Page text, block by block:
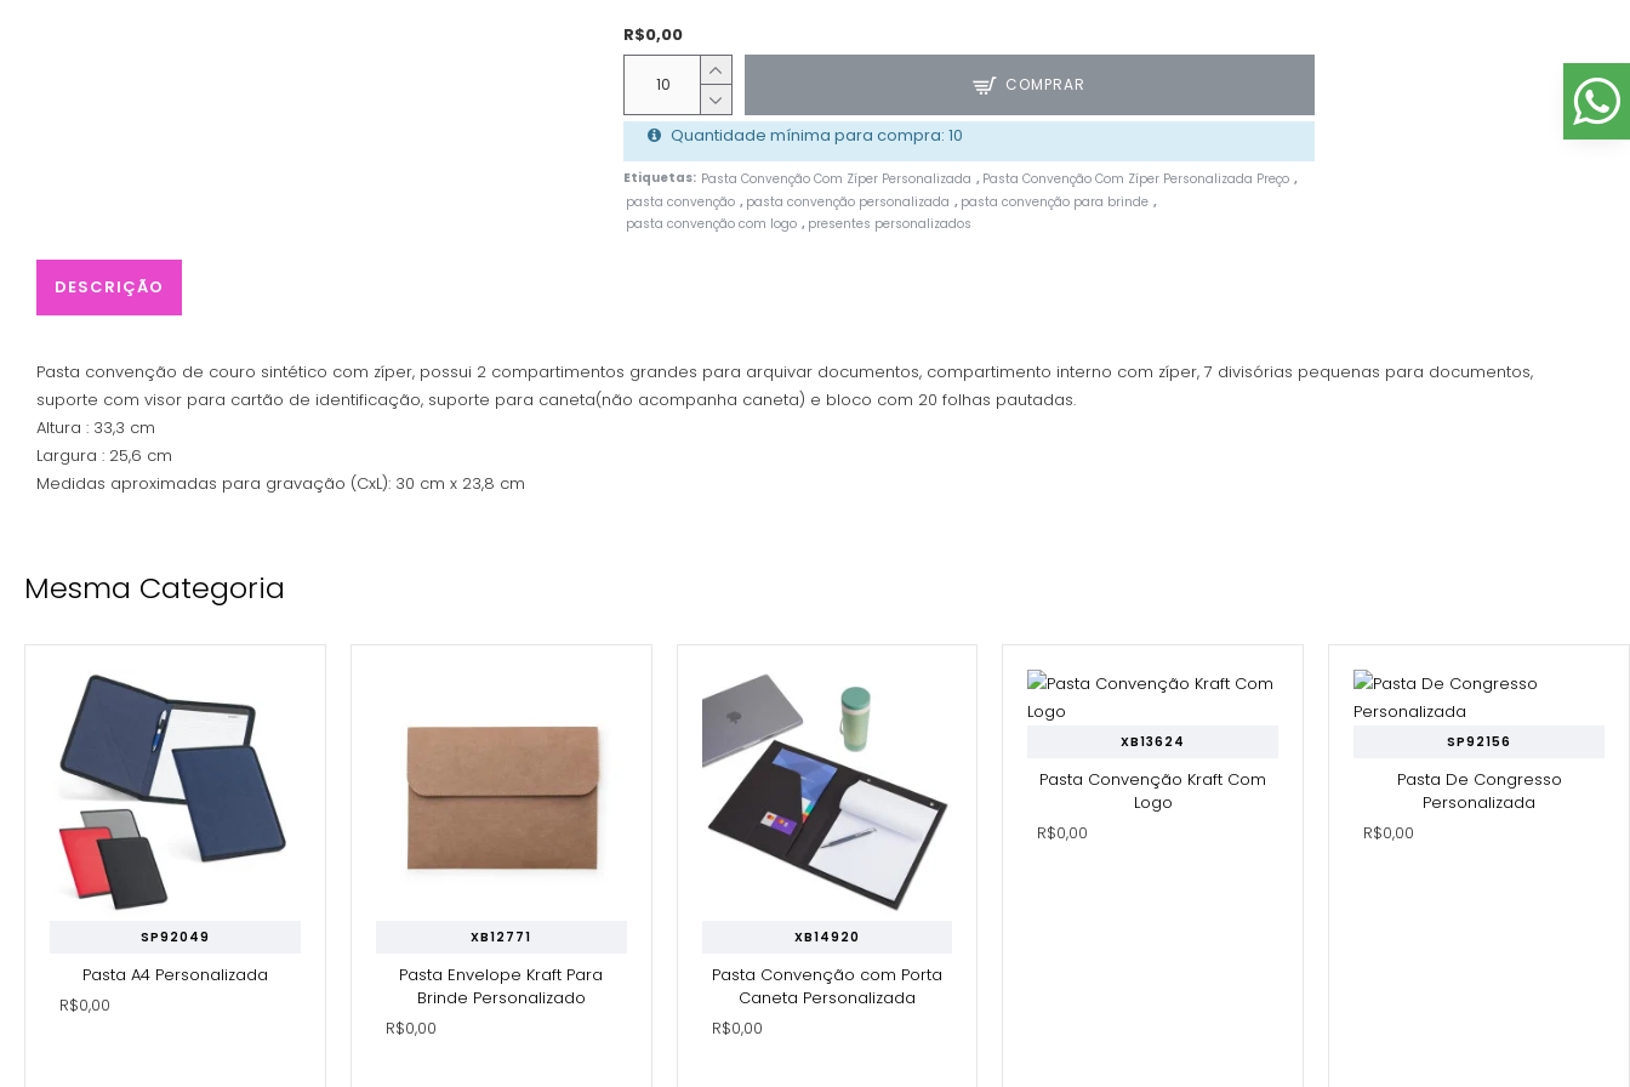
R$0,00
COMPRAR
Quantidade mínima para compra: 10
Etiquetas: Pasta Convenção Com Zíper Personalizada , Pasta Convenção Com Zíper Personalizada Preço ,
pasta convenção , pasta convenção personalizada , pasta convenção para brinde ,
pasta convenção com logo , presentes personalizados
DESCRIÇÃO
Pasta convenção de couro sintético com zíper, possui 2 compartimentos grandes para arquivar documentos, compartimento interno com zíper, 7 divisórias pequenas para documentos,
suporte com visor para cartão de identificação, suporte para caneta(não acompanha caneta) e bloco com 20 folhas pautadas.
Altura : 33,3 cm
Largura : 25,6 cm
Medidas aproximadas para gravação (CxL): 30 cm x 23,8 cm
Mesma Categoria
SP92049
Pasta A4 Personalizada
R$0,00
XB12771
Pasta Envelope Kraft Para
Brinde Personalizado
R$0,00
XB14920
Pasta Convenção com Porta
Caneta Personalizada
R$0,00
XB13624
Pasta Convenção Kraft Com
Logo
R$0,00
SP92156
Pasta De Congresso
Personalizada
R$0,00